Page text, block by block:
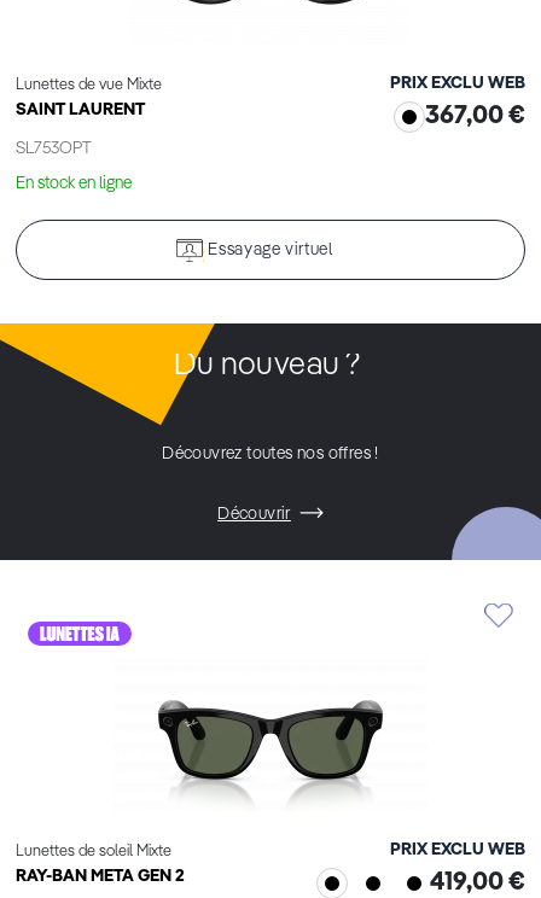
Lunettes de vue Mixte
SAINT LAURENT
SL753OPT
PRIX EXCLU WEB
367,00 €
En stock en ligne
Essayage virtuel
Du nouveau ?
Découvrez toutes nos offres !
Découvrir
Lunettes de soleil Mixte
RAY-BAN META GEN 2
PRIX EXCLU WEB
419,00 €